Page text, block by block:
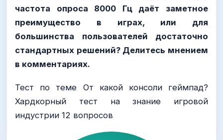
частота опроса 8000 Гц даёт заметное
преимущество в играх, или для
большинства пользователей достаточно
стандартных решений? Делитесь мнением
в комментариях.
Тест по теме От какой консоли геймпад?
Хардкорный тест на знание игровой
индустрии 12 вопросов